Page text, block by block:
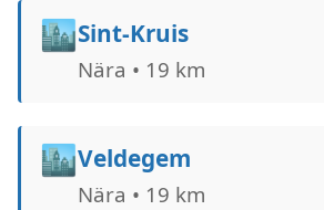
🏙️Sint-Kruis
Nära • 19 km
🏙️Veldegem
Nära • 19 km